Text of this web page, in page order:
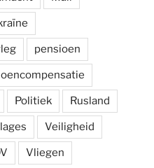
pensioen
Politiek Rusland
Veiligheid
Vliegen